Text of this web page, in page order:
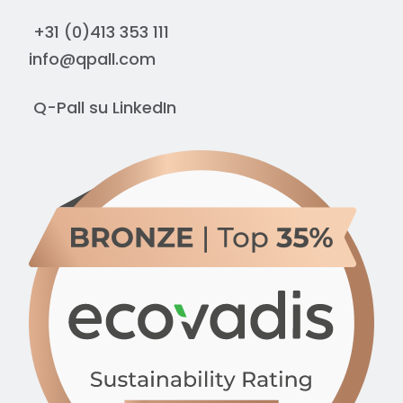
El palet descansa solo sobre los
estrategia de sostenibilidad? Lea
todo sobre nuestra visión del
Orange Values.
+31 (0)413 353 111
info@qpall.com
Q-Pall su LinkedIn